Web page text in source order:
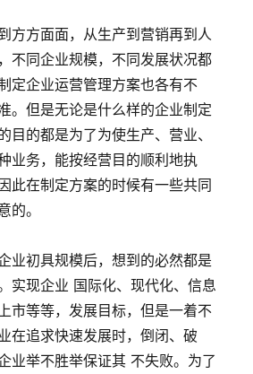
方方面面，从生产到营销再到人
不同企业规模，不同发展状况都
定企业运营管理方案也各有不
。但是无论是什么样的企业制定
目的都是为了为使生产、营业、
业务，能按经营目的顺利地执
此在制定方案的时候有一些共同
的。
业初具规模后，想到的必然都是
实现企业 国际化、现代化、信息
市等等，发展目标，但是一着不
在追求快速发展时，倒闭、破
业举不胜举保证其 不失败。为了